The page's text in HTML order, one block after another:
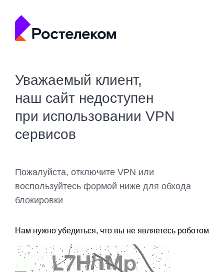
Уважаемый клиент,
наш сайт недоступен
при использовании VPN
сервисов
Пожалуйста, отключите VPN или
воспользуйтесь формой ниже для обхода
блокировки
Нам нужно убедиться, что вы не являетесь роботом